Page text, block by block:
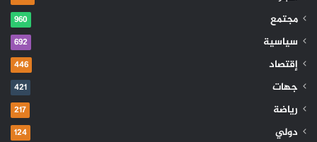
مجتمع 960
سياسية 692
إقتصاد 446
جهات 421
رياضة 217
دولي 124